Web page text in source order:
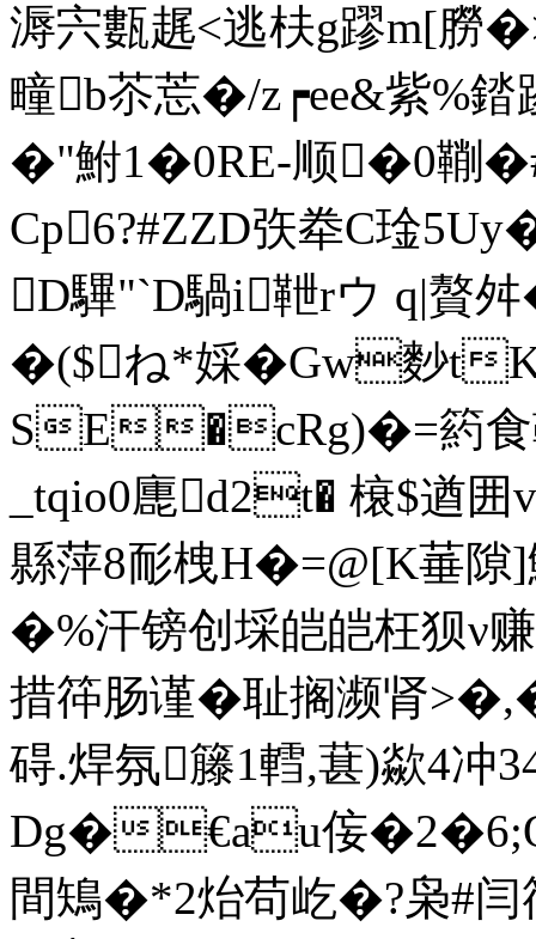
溽宍甊趘<逃枎g蹘m[
疃b苶莣�/z┍ee&紫%
�"鮒1�0RE-顺�0鞩
Cp6?#ZZD矤牶C琻
D驆"`D騧i靾rウ q|贅
�($ね*婇�Gw麨t
SE�cRg)�=箹食
_tqio0廤d2t� 榱$遒
縣萍8耏栧H�=@[K菙
�%汗镑创埰皑皑枉狈ν赚
措筗肠谨�耻搁濒肾
碍.焊氛籐1轌,葚)歘4冲
Dg�€au侫
間鴙�*2炲苟屹�?枭#闫